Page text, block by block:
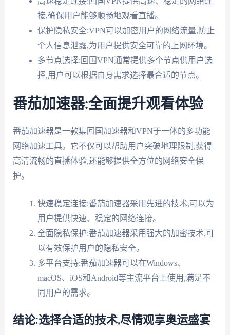
接,确保用户能够顺畅地观看直播。
保护隐私安全:VPN可以加密用户的网络流量,防止
个人信息泄露,为用户提供安全可靠的上网环境。
多节点选择:回国VPN通常提供多个节点供用户选
择,用户可以根据自身需求选择最合适的节点。
番茄加速器:全面提升观看体验
番茄加速器是一款集回国加速器和VPN于一体的多功能
网络加速工具。它不仅可以帮助用户突破地理限制,获得
高清流畅的直播体验,还能够提供全方位的网络安全保
护。
快速稳定连接:番茄加速器采用先进的技术,可以为
用户提供快速、稳定的网络连接。
全面隐私保护:番茄加速器采用强大的加密技术,可
以有效保护用户的隐私安全。
多平台支持:番茄加速器可以在Windows、
macOS、iOS和Android等主流平台上使用,满足不
同用户的需求。
结论:选择合适的技术,尽情观享奥运盛宴